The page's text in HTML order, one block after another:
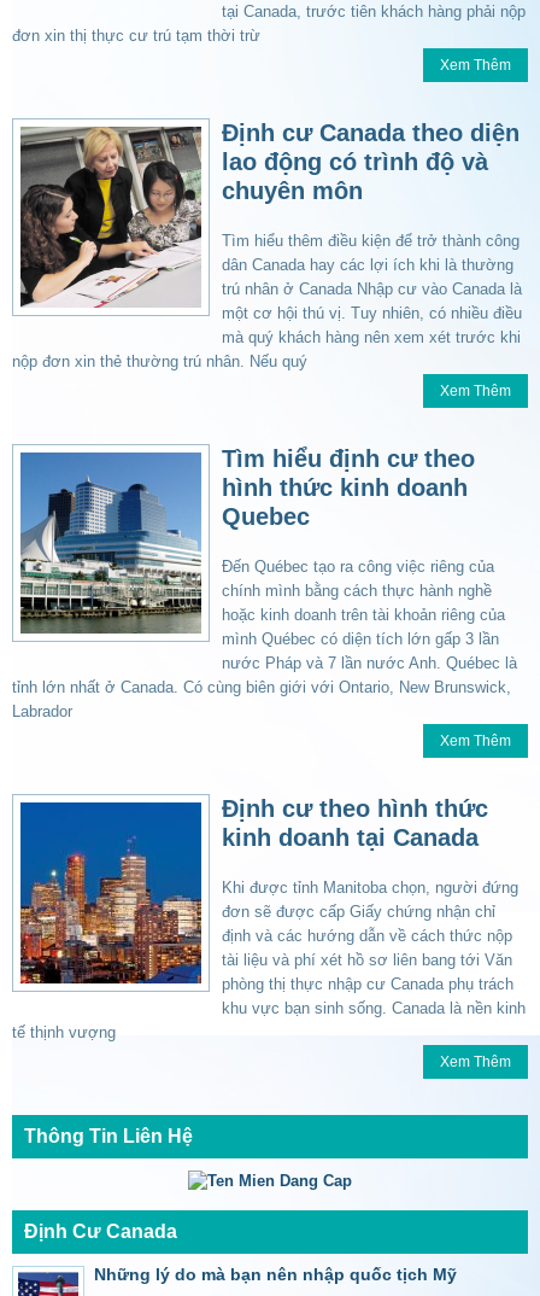
tại Canada, trước tiên khách hàng phải nộp
đơn xin thị thực cư trú tạm thời trừ
Xem Thêm
Định cư Canada theo diện
lao động có trình độ và
chuyên môn
Tìm hiểu thêm điều kiện để trở thành công
dân Canada hay các lợi ích khi là thường
trú nhân ở Canada Nhập cư vào Canada là
một cơ hội thú vị. Tuy nhiên, có nhiều điều
mà quý khách hàng nên xem xét trước khi
nộp đơn xin thẻ thường trú nhân. Nếu quý
Xem Thêm
Tìm hiểu định cư theo
hình thức kinh doanh
Quebec
Đến Québec tạo ra công việc riêng của
chính mình bằng cách thực hành nghề
hoặc kinh doanh trên tài khoản riêng của
mình Québec có diện tích lớn gấp 3 lần
nước Pháp và 7 lần nước Anh. Québec là
tỉnh lớn nhất ở Canada. Có cùng biên giới với Ontario, New Brunswick,
Labrador
Xem Thêm
Định cư theo hình thức
kinh doanh tại Canada
Khi được tỉnh Manitoba chọn, người đứng
đơn sẽ được cấp Giấy chứng nhận chỉ
định và các hướng dẫn về cách thức nộp
tài liệu và phí xét hồ sơ liên bang tới Văn
phòng thị thực nhập cư Canada phụ trách
khu vực bạn sinh sống. Canada là nền kinh
tế thịnh vượng
Xem Thêm
Thông Tin Liên Hệ
Định Cư Canada
Những lý do mà bạn nên nhập quốc tịch Mỹ